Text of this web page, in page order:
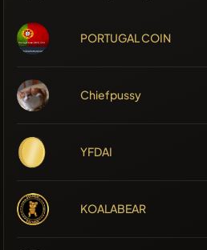
PORTUGAL COIN
Chiefpussy
YFDAI
KOALABEAR